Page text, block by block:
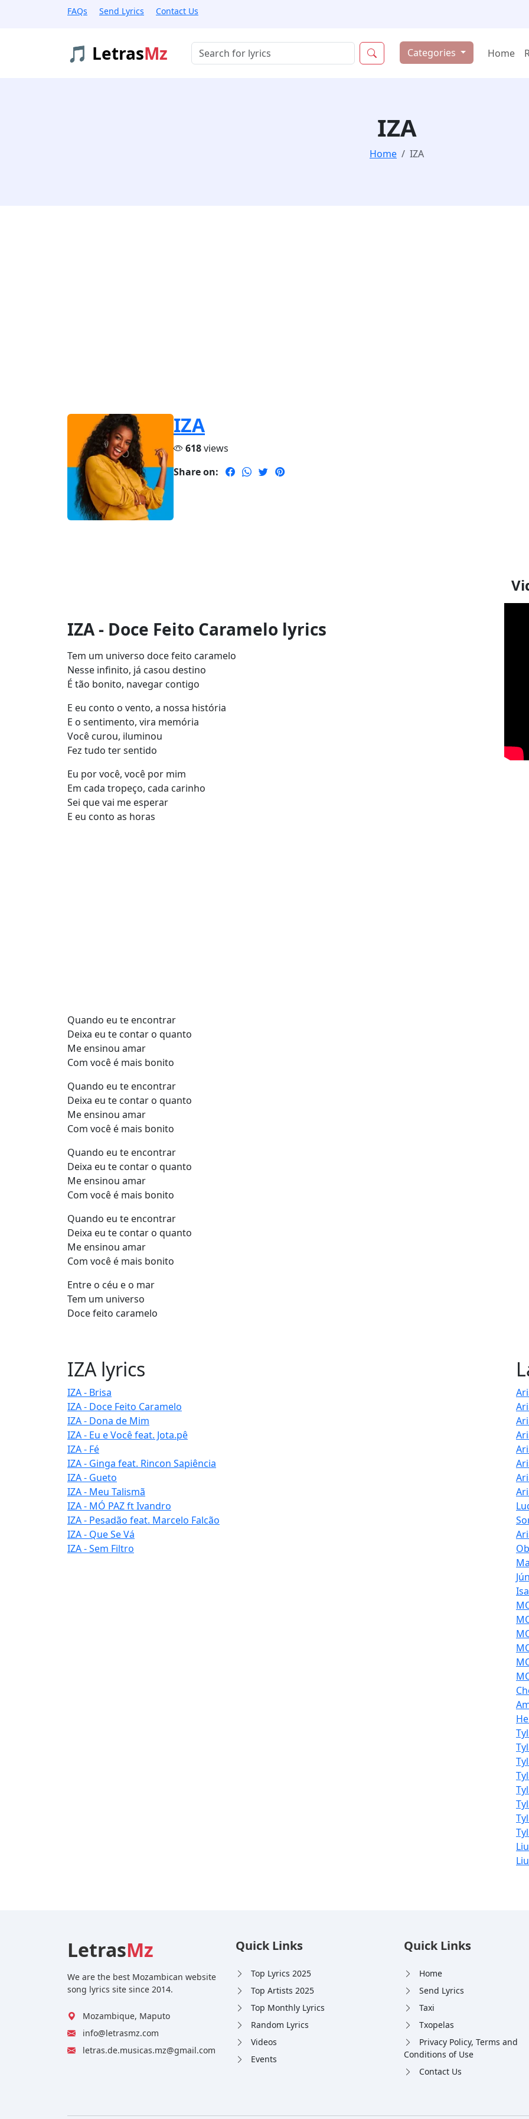
FAQs Send Lyrics Contact Us
🎵 LetrasMz Buscar músicas Categories Home
IZA
Home IZA
IZA
618views
Share on:
IZA - Doce Feito Caramelo lyrics
Tem um universo doce feito caramelo
Nesse infinito, já casou destino
É tão bonito, navegar contigo
E eu conto o vento, a nossa história
E o sentimento, vira memória
Você curou, iluminou
Fez tudo ter sentido
Eu por você, você por mim
Em cada tropeço, cada carinho
Sei que vai me esperar
E eu conto as horas
Quando eu te encontrar
Deixa eu te contar o quanto
Me ensinou amar
Com você é mais bonito
Quando eu te encontrar
Deixa eu te contar o quanto
Me ensinou amar
Com você é mais bonito
Quando eu te encontrar
Deixa eu te contar o quanto
Me ensinou amar
Com você é mais bonito
Quando eu te encontrar
Deixa eu te contar o quanto
Me ensinou amar
Com você é mais bonito
Entre o céu e o mar
Tem um universo
Doce feito caramelo
IZA lyrics
IZA - Brisa
IZA - Doce Feito Caramelo
IZA - Dona de Mim
IZA - Eu e Você feat. Jota.pê
IZA - Fé
IZA - Ginga feat. Rincon Sapiência
IZA - Gueto
IZA - Meu Talismã
IZA - MÓ PAZ ft Ivandro
IZA - Pesadão feat. Marcelo Falcão
IZA - Que Se Vá
IZA - Sem Filtro
LetrasMz
We are the best Mozambican website
song lyrics site since 2014.
Mozambique, Maputo
info@letrasmz.com
letras.de.musicas.mz@gmail.com
Quick Links
Top Lyrics 2025
Top Artists 2025
Top Monthly Lyrics
Random Lyrics
Videos
Events
Quick Links
Home
Send Lyrics
Taxi
Txopelas
Privacy Policy, Terms and
Conditions of Use
Contact Us